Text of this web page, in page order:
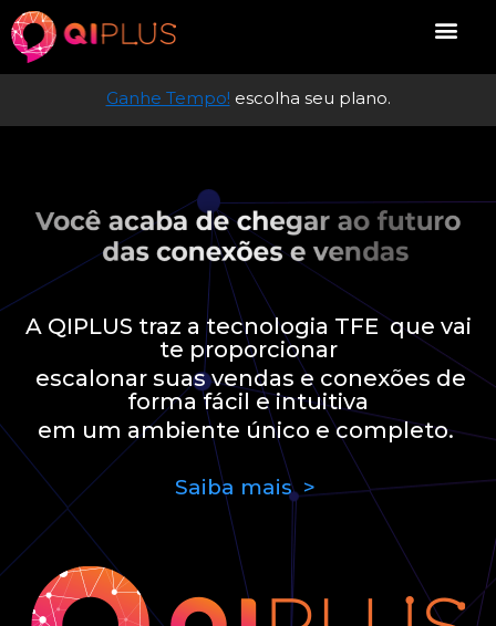
Ganhe Tempo! escolha seu plano.
A QIPLUS traz a tecnologia TFE que vai
te proporcionar
escalonar suas vendas e conexões de
forma fácil e intuitiva
em um ambiente único e completo.
Saiba mais >